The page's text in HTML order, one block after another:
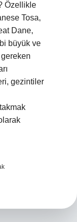
Özellikle
Tosa,
Dane,
büyük ve
gereken
gezintiler